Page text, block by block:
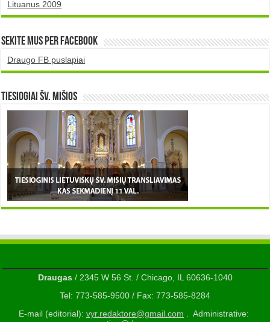
Lituanus 2009
Sekite mus per Facebook
Draugo FB puslapiai
TIESIOGIAI šv. MIŠIOS
Draugas/ 2345 W 56 St. / Chicago, IL 60636-1040
Tel: 773-585-9500 / Fax: 773-585-8284
E-mail (editorial): vyr.redaktore@gmail.com . Administrative: